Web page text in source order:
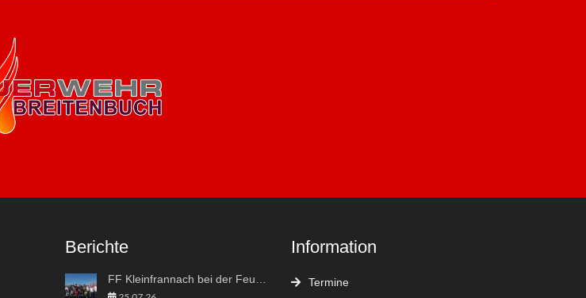
Berichte
FF Kleinfrannach bei der Feuerwehr Weltmeisterschaft in Eisenstadt "vergoldet"
Information
Termine